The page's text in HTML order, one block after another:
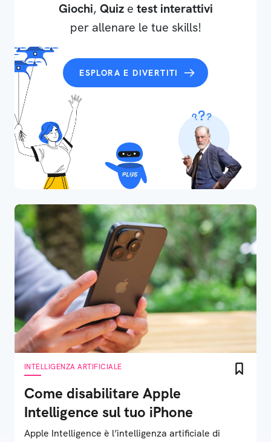
Giochi, Quize test interattivi
per allenare le tue skills!
ESPLORA E DIVERTITI
INTELLIGENZA ARTIFICIALE
Come disabilitare Apple
Intelligence sul tuo iPhone
Apple Intelligence è l’intelligenza artificiale di